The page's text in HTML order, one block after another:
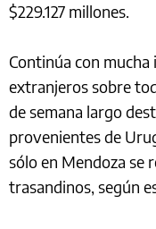
$229.127 millones.
Continúa con
extranjeros sobre
de semana largo
provenientes de
sólo en Mendoza se
trasandinos, según